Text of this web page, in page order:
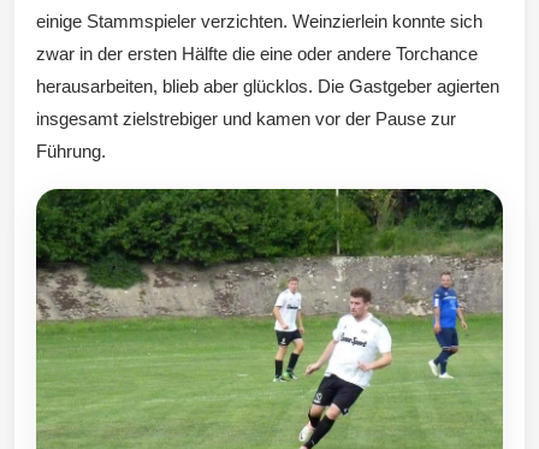
einige Stammspieler verzichten. Weinzierlein konnte sich
zwar in der ersten Hälfte die eine oder andere Torchance
herausarbeiten, blieb aber glücklos. Die Gastgeber agierten
insgesamt zielstrebiger und kamen vor der Pause zur
Führung.